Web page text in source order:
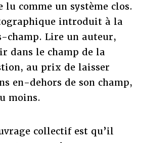
comme un système clos.
introduit à la
champ. Lire un auteur,
dans le champ de la
au prix de laisser
en-dehors de son champ,
moins.
collectif est qu’il